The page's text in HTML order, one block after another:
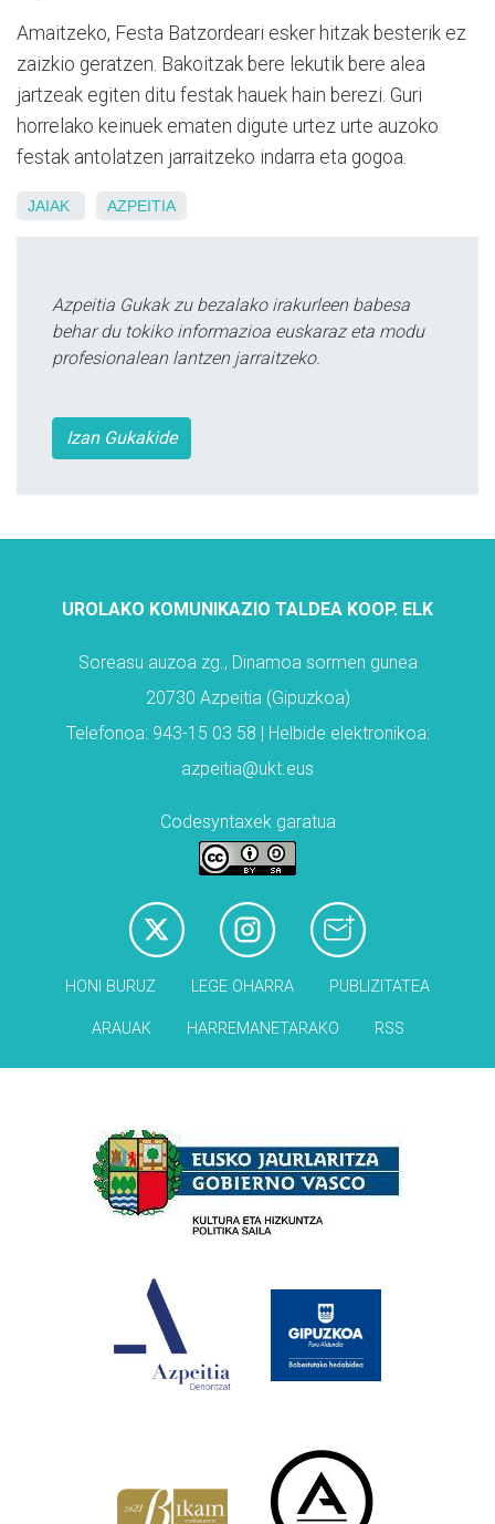
Amaitzeko, Festa Batzordeari esker hitzak besterik ez
zaizkio geratzen. Bakoitzak bere lekutik bere alea
jartzeak egiten ditu festak hauek hain berezi. Guri
horrelako keinuek ematen digute urtez urte auzoko
festak antolatzen jarraitzeko indarra eta gogoa.
JAIAK AZPEITIA
Azpeitia Gukak zu bezalako irakurleen babesa
behar du tokiko informazioa euskaraz eta modu
profesionalean lantzen jarraitzeko.
Izan Gukakide
UROLAKO KOMUNIKAZIO TALDEA KOOP. ELK
Soreasu auzoa zg., Dinamoa sormen gunea
20730 Azpeitia (Gipuzkoa)
Telefonoa: 943-15 03 58 | Helbide elektronikoa:
azpeitia@ukt.eus
Codesyntaxek garatua
HONI BURUZ LEGE OHARRA PUBLIZITATEA
ARAUAK HARREMANETARAKO RSS